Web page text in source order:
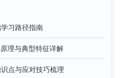
习路径指南
理与典型特征详解
点与应对技巧梳理